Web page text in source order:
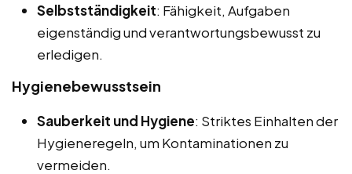
Selbstständigkeit: Fähigkeit, Aufgaben
eigenständig und verantwortungsbewusst zu
erledigen.
Hygienebewusstsein
Sauberkeit und Hygiene: Striktes Einhalten der
Hygieneregeln, um Kontaminationen zu
vermeiden.